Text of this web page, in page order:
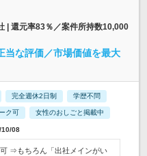
| 還元率83％／案件所持数10,000
当な評価／市場価値を最大
完全週休2日制 学歴不問
ク可 女性のおしごと掲載中
10/08
⇒もちろん「出社メインがい